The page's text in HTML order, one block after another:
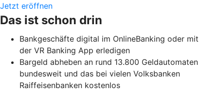
Jetzt eröffnen
Das ist schon drin
Bankgeschäfte digital im OnlineBanking oder mit
der VR Banking App erledigen
Bargeld abheben an rund 13.800 Geldautomaten
bundesweit und das bei vielen Volksbanken
Raiffeisenbanken kostenlos